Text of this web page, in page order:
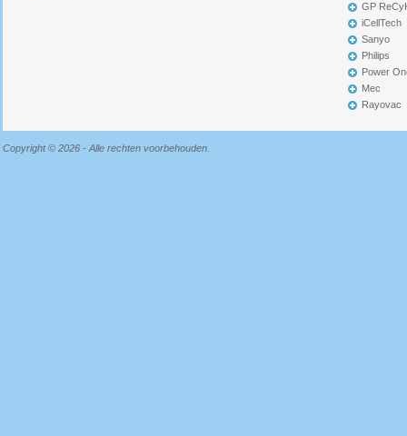
GP
iCellTech
Sanyo
Philips
Power
Mec
Rayovac
Copyright © 2026 - Alle rechten voorbehouden.